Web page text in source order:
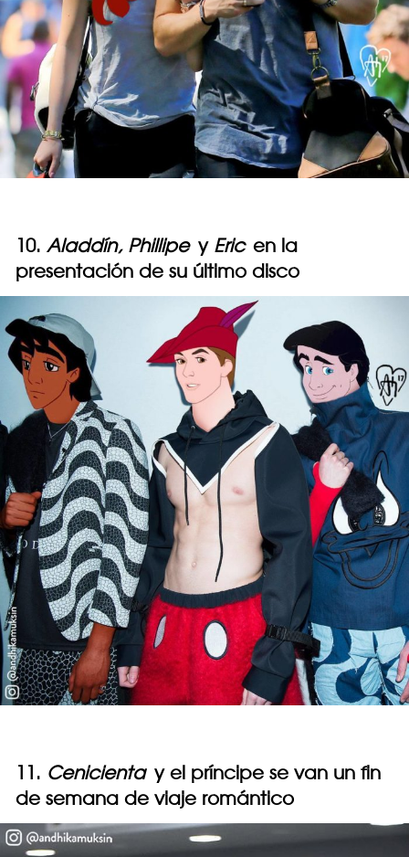
10. Aladdín, Phillipe y Eric en la
presentación de su último disco
11. Cenicienta y el príncipe se van un fin
de semana de viaje romántico